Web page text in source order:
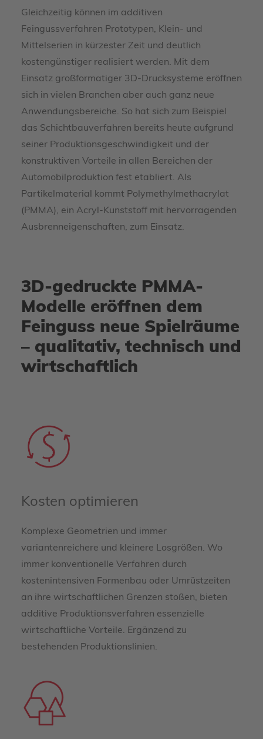
Gleichzeitig können im additiven
Feingussverfahren Prototypen, Klein- und
Mittelserien in kürzester Zeit und deutlich
kostengünstiger realisiert werden. Mit dem
Einsatz großformatiger 3D-Drucksysteme eröffnen
sich in vielen Branchen aber auch ganz neue
Anwendungsbereiche. So hat sich zum Beispiel
das Schichtbauverfahren bereits heute aufgrund
seiner Produktionsgeschwindigkeit und der
konstruktiven Vorteile in allen Bereichen der
Automobilproduktion fest etabliert. Als
Partikelmaterial kommt Polymethylmethacrylat
(PMMA), ein Acryl-Kunststoff mit hervorragenden
Ausbrenneigenschaften, zum Einsatz.
3D-gedruckte PMMA-
Modelle eröffnen dem
Feinguss neue Spielräume
– qualitativ, technisch und
wirtschaftlich
Kosten optimieren
Komplexe Geometrien und immer
variantenreichere und kleinere Losgrößen. Wo
immer konventionelle Verfahren durch
kostenintensiven Formenbau oder Umrüstzeiten
an ihre wirtschaftlichen Grenzen stoßen, bieten
additive Produktionsverfahren essenzielle
wirtschaftliche Vorteile. Ergänzend zu
bestehenden Produktionslinien.